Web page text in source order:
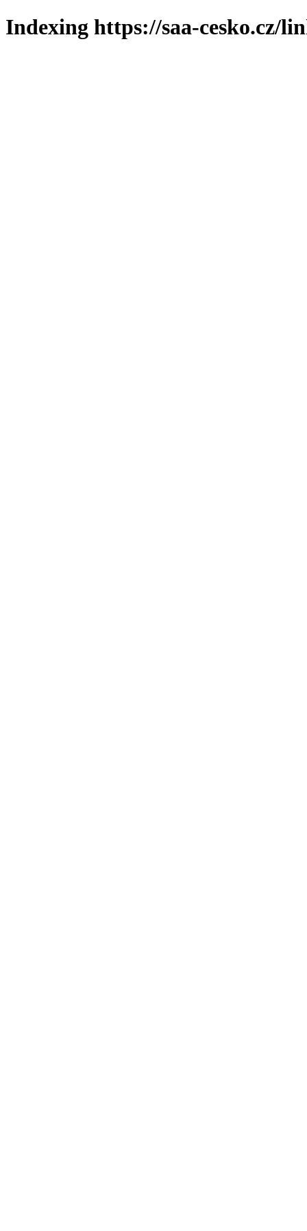
Indexing https://saa-cesko.cz/